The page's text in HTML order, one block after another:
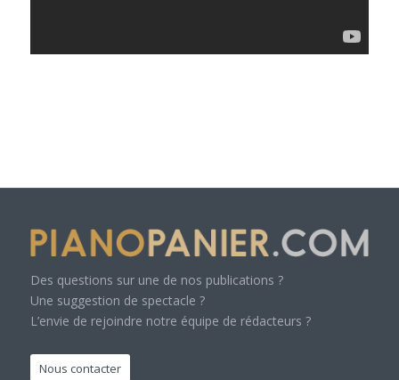
Des questions sur une de nos publications ?
Une suggestion de spectacle ?
L’envie de rejoindre notre équipe de rédacteurs ?
Nous contacter